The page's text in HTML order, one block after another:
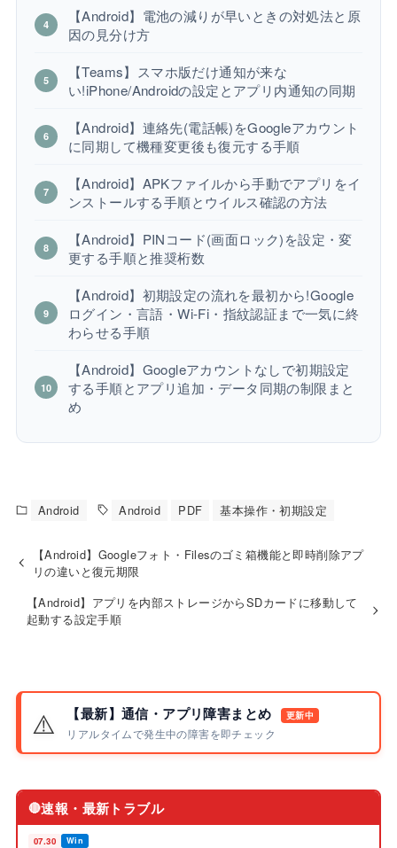
【Android】電池の減りが早いときの対処法と原
因の見分け方
【Teams】スマホ版だけ通知が来な
い!iPhone/Androidの設定とアプリ内通知の同期
【Android】連絡先(電話帳)をGoogleアカウント
に同期して機種変更後も復元する手順
【Android】APKファイルから手動でアプリをイ
ンストールする手順とウイルス確認の方法
【Android】PINコード(画面ロック)を設定・変
更する手順と推奨桁数
【Android】初期設定の流れを最初から!Google
ログイン・言語・Wi-Fi・指紋認証まで一気に終
わらせる手順
【Android】Googleアカウントなしで初期設定
する手順とアプリ追加・データ同期の制限まと
め
Android Android PDF 基本操作・初期設定
【Android】Googleフォト・Filesのゴミ箱機能と即時削除アプ
リの違いと復元期限
【Android】アプリを内部ストレージからSDカードに移動して
起動する設定手順
⚠️ 【最新】通信・アプリ障害まとめ 更新中
リアルタイムで発生中の障害を即チェック
🔴速報・最新トラブル
07.30 Win